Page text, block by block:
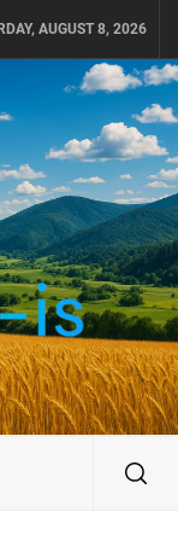
AUGUST 8, 2026